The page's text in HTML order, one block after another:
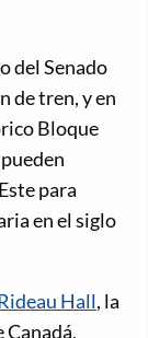
del Senado
de tren, y en
Bloque
para
en el siglo
Hall, la
Canadá,